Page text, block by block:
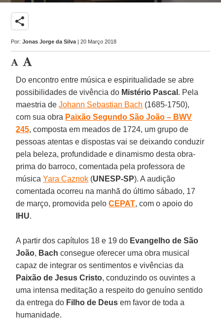
share
Por:Jonas Jorge da Silva | 20 Março 2018
Do encontro entre música e espiritualidade se abre
possibilidades de vivência do Mistério Pascal . Pela
maestria deJohann Sebastian Bach (1685-1750),
com sua obra Paixão Segundo São João – BWV
245, composta em meados de 1724, um grupo de
pessoas atentas e dispostas vai se deixando conduzir
pela beleza, profundidade e dinamismo desta obra-
prima do barroco, comentada pela professora de
músicaYara Caznok (UNESP-SP). A audição
comentada ocorreu na manhã do último sábado, 17
de março, promovida peloCEPAT, com o apoio do
IHU.
A partir dos capítulos 18 e 19 do Evangelho de São
João, Bach consegue oferecer uma obra musical
capaz de integrar os sentimentos e vivências da
Paixão de Jesus Cristo, conduzindo os ouvintes a
uma intensa meditação a respeito do genuíno sentido
da entrega do Filho de Deus em favor de toda a
humanidade.